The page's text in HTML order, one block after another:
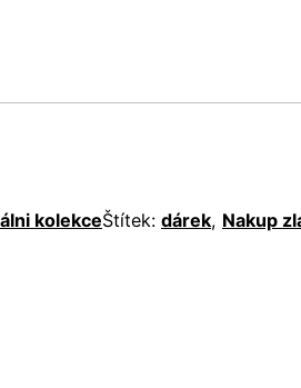
kolekceŠtítek: dárek, Nakup